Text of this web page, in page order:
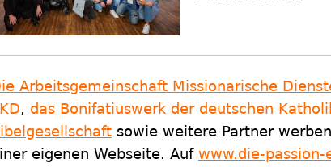
Arbeitsgemeinschaft Missionarische
, das Bonifatiuswerk der deutschen
sowie weitere Partner
eigenen Webseite. Auf www.die-passion-